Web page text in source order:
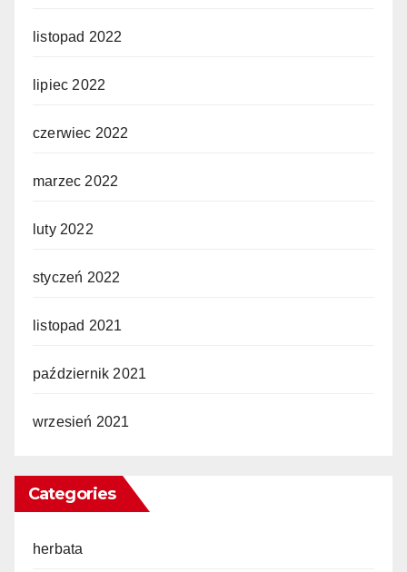
listopad 2022
lipiec 2022
czerwiec 2022
marzec 2022
luty 2022
styczeń 2022
listopad 2021
październik 2021
wrzesień 2021
Categories
herbata